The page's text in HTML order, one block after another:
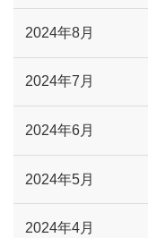
2024年8月
2024年7月
2024年6月
2024年5月
2024年4月